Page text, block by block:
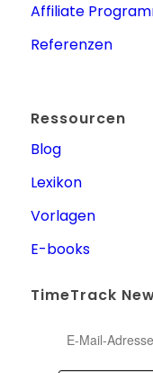
Affiliate
Referenzen
Ressourcen
Blog
Lexikon
Vorlagen
E-books
TimeTrack